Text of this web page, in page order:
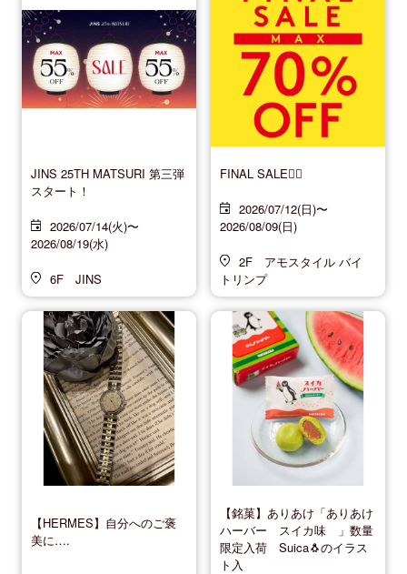
JINS 25TH MATSURI 第三弾
スタート！
2026/07/14(火)〜
2026/08/19(水)
6F JINS
FINAL SALE❤️‍🔥
2026/07/12(日)〜
2026/08/09(日)
2F アモスタイル バイ
トリンプ
【HERMES】自分へのご褒
美に….
【銘菓】ありあけ「ありあけ
ハーバー スイカ味 」数量
限定入荷 Suica🐧のイラス
ト入